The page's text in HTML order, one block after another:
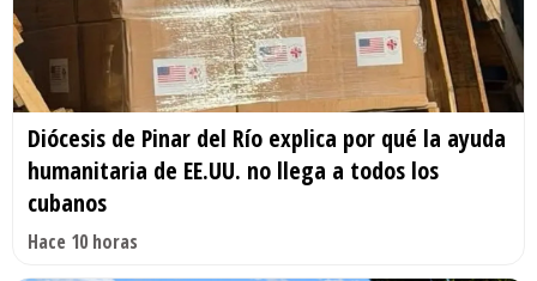
Diócesis de Pinar del Río explica por qué la ayuda
humanitaria de EE.UU. no llega a todos los
cubanos
Hace 10 horas